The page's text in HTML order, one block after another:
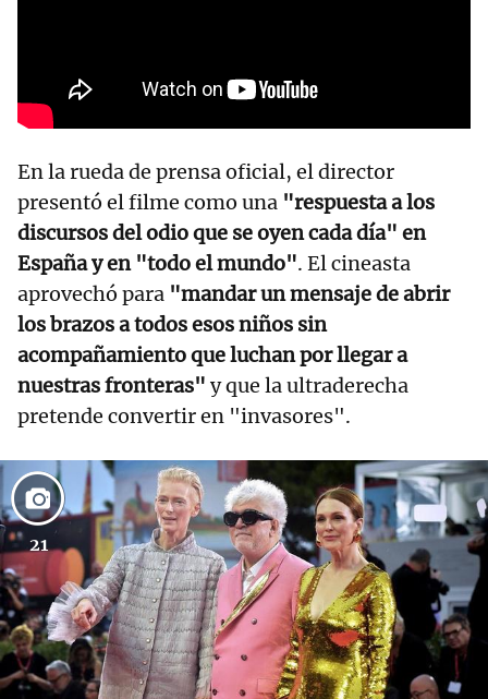
En la rueda de prensa oficial, el director
presentó el filme como una "respuesta a los
discursos del odio que se oyen cada día" en
España y en "todo el mundo". El cineasta
aprovechó para "mandar un mensaje de abrir
los brazos a todos esos niños sin
acompañamiento que luchan por llegar a
nuestras fronteras" y que la ultraderecha
pretende convertir en "invasores".
21